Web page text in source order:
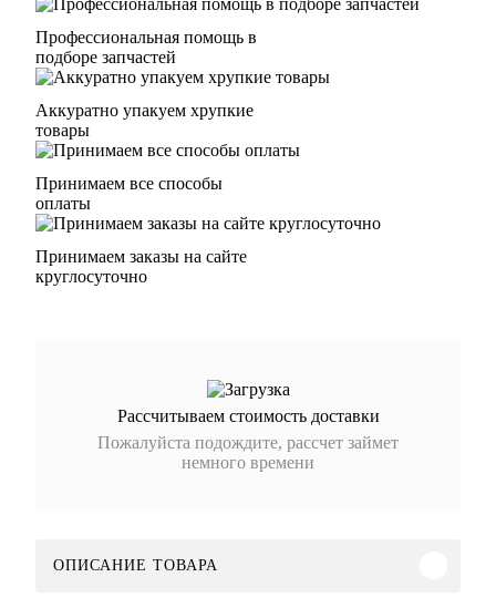
Профессиональная помощь в
подборе запчастей
Аккуратно упакуем хрупкие
товары
Принимаем все способы
оплаты
Принимаем заказы на сайте
круглосуточно
Рассчитываем стоимость доставки
Пожалуйста подождите, рассчет займет
немного времени
ОПИСАНИЕ ТОВАРА